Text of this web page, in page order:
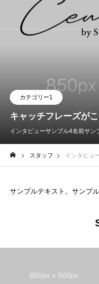
カテゴリー1
キャッチフレーズが
インタビューサンプル4名前サン
スタッフ インタビュ
サンプルテキスト。サンプル